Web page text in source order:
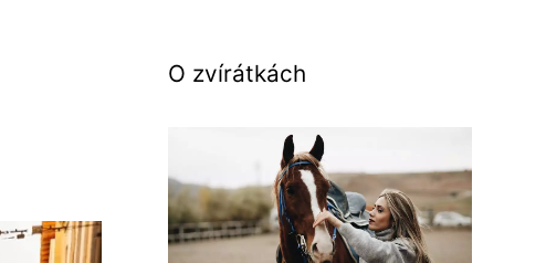
O zvírátkách